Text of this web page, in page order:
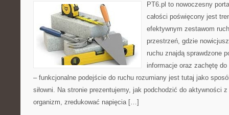
PT6.pl to nowoczesny
całości poświęcony jest
efektywnym zestawom
przestrzeń, gdzie
ruchu znajdą sprawdzone
informacje oraz zachętę
– funkcjonalne podejście do ruchu rozumiany jest tutaj jako
siłowni. Na stronie prezentujemy, jak podchodzić do aktywności z
organizm, zredukować napięcia […]